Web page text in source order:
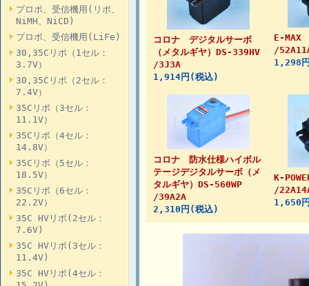
プロポ、受信機用(リポ、
NiMH、NiCD)
プロポ、受信機用(LiFe)
30,35Cリポ（1セル：
3.7V）
30,35Cリポ（2セル：
7.4V）
35Cリポ（3セル：
11.1V）
35Cリポ（4セル：
14.8V）
35Cリポ（5セル：
18.5V）
35Cリポ（6セル：
22.2V）
35C HVリポ(2セル：
7.6V)
35C HVリポ(3セル：
11.4V)
35C HVリポ(4セル：
コロナ デジタルサーボ
（メタルギヤ）DS-339HV
/3J3A
1,914円(税込)
E-MAX
/
1,298
コロナ 防水仕様ハイボル
テージデジタルサーボ（メ
タルギヤ）DS-560WP
/39A2A
2,310円(税込)
K-
/
1,650